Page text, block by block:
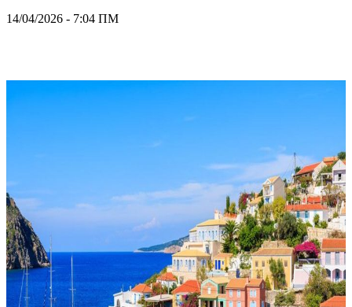
14/04/2026 - 7:04 ΠΜ